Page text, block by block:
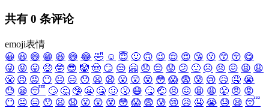
共有 0 条评论
emoji表情
😀 😃 😄 😁 😆 😅 😂 🤣 ☺️ 😇 🙂 🙃 😉 😌 😍 😘 😗 😙 😚 😋
😜 😝 😛 🤑 🤓 😎 🤡 🤠 😏 😒 🤗 😞 😔 😟 😕 🙁 ☹️ 😣 😖 😫 😩
😤 😠 😡 😶 😐 😑 😯 😦 😧 😮 😲 😵 😳 😱 😨 😰 😢 😥 🤤 😭
😓 😪 😴 🙄 🤔 🤥 😬 🤐 🤢 🤧 😷 🤒 🤕 😣 😖 😫 😩 😤 😠 😡
😶 😐 😑 😯 😦 😧 😮 😲 😵 😳 😱 😨 😰 😢 😥 🤤 😭 😓 😪 😴